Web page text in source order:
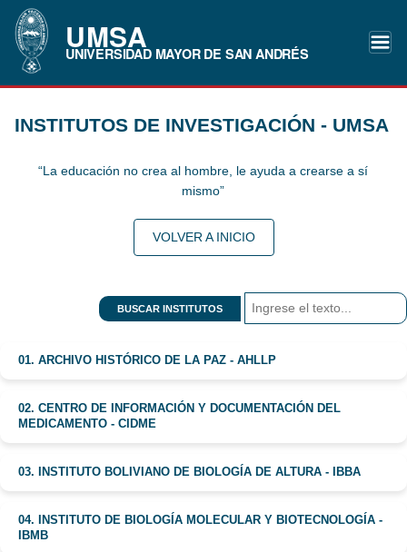
UMSA
UNIVERSIDAD MAYOR DE SAN ANDRÉS
INSTITUTOS DE INVESTIGACIÓN - UMSA
“La educación no crea al hombre, le ayuda a crearse a sí
mismo”
VOLVER A INICIO
BUSCAR INSTITUTOS
01. ARCHIVO HISTÓRICO DE LA PAZ - AHLLP
02. CENTRO DE INFORMACIÓN Y DOCUMENTACIÓN DEL
MEDICAMENTO - CIDME
03. INSTITUTO BOLIVIANO DE BIOLOGÍA DE ALTURA - IBBA
04. INSTITUTO DE BIOLOGÍA MOLECULAR Y BIOTECNOLOGÍA -
IBMB